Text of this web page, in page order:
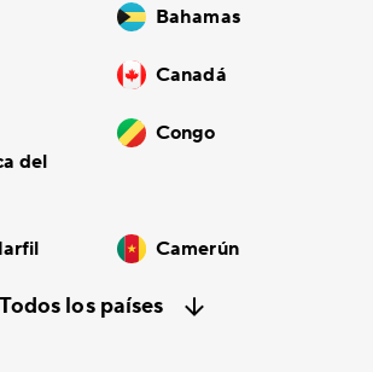
Bahamas
Canadá
del
Congo
Camerún
Todos los países